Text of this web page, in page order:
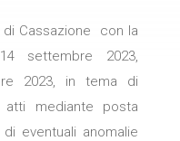
di Cassazione con la
settembre 2023,
2023, in tema di
mediante posta
eventuali anomalie